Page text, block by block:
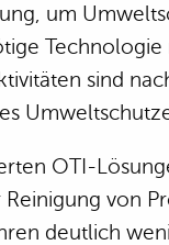
um
sind
OTI-
Reinigung von
deutlich